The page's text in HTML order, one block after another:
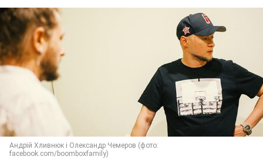
Андрій Хливнюк і Олександр Чемеров (фото:
facebook.com/boomboxfamily)